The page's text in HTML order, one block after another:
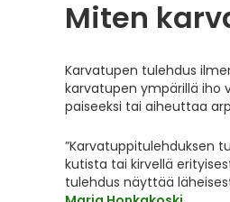
Miten
Karvatupen tulehdus
karvatupen ympärillä iho
paiseeksi tai aiheuttaa
”Karvatuppitulehduksen
kutista tai kirvellä
tulehdus näyttää